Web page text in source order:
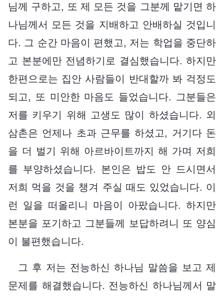
님께 구하고, 또 제 모든 것을 그분께 맡기면 하
나님께서 모든 것을 지배하고 안배하실 것입니
다. 그 순간 마음이 편했고, 저는 학업을 중단하
고 본분에만 전념하기로 결심했습니다. 하지만
한편으로는 집안 사람들이 반대할까 봐 걱정도
되고, 또 미안한 마음도 들었습니다. 그분들은
저를 키우기 위해 고생도 많이 하셨습니다. 외
삼촌은 언제나 초과 근무를 하셨고, 거기다 돈
을 더 벌기 위해 아르바이트까지 해 가며 저희
를 부양하셨습니다. 본인은 밥도 안 드시면서
저희 먹을 것을 챙겨 주실 때도 있었습니다. 이
런 일을 떠올리니 마음이 아팠습니다. 하지만
본분을 포기하고 그분들께 보답하려니 또 양심
이 불편했습니다.
그 후 저는 전능하신 하나님 말씀을 보고 제
문제를 해결했습니다. 전능하신 하나님께서 말